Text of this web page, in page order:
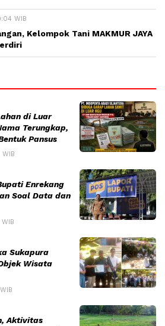
WIB
Kelompok Tani MAKMUR JAYA
di Luar
Terungkap,
Pansus
Enrekang
Soal Data dan
Sukapura
Wisata
Aktivitas